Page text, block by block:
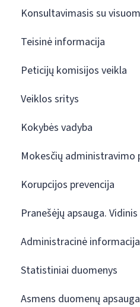
Konsultavimasis su
Teisinė informacija
Peticijų komisijos veikla
Veiklos sritys
Kokybės vadyba
Mokesčių administravimo
Korupcijos prevencija
Pranešėjų apsauga.
Administracinė informacija
Statistiniai duomenys
Asmens duomenų apsauga